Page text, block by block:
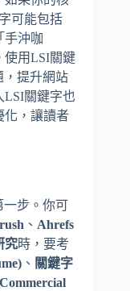
可能包括
手沖咖
使用LSI關鍵
，提升網站
LSI關鍵字也
化，讓讀者
一步。你可
、 Ahrefs
究時，要考
、 關鍵字